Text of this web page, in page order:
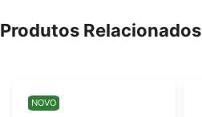
Produtos Relacionados
NOVO